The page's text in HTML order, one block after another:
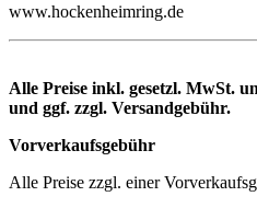
www.hockenheimring.de
Alle Preise inkl. gesetzl. MwSt.
und ggf. zzgl. Versandgebühr.
Vorverkaufsgebühr
Alle Preise zzgl. einer